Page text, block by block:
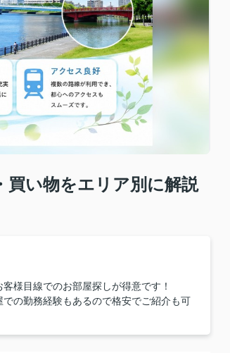
買い物をエリア別に解説
様目線でのお部屋探しが得意です！
の勤務経験もあるので格安でご紹介も可